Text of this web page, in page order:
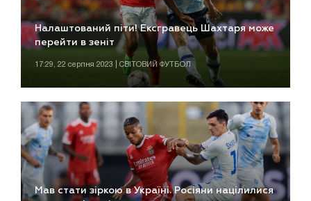
Налаштований піти! Ексгравець Шахтаря може
перейти в зеніт
17:29, 22 серпня 2023 | СВІТОВИЙ ФУТБОЛ
Мав стати зіркою в Україні. Росіяни націлилися